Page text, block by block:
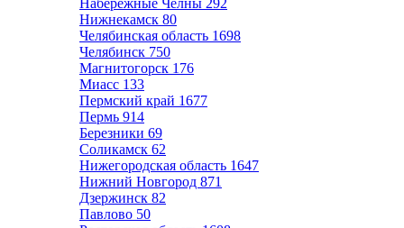
Набережные Челны 292
Нижнекамск 80
Челябинская область 1698
Челябинск 750
Магнитогорск 176
Миасс 133
Пермский край 1677
Пермь 914
Березники 69
Соликамск 62
Нижегородская область 1647
Нижний Новгород 871
Дзержинск 82
Павлово 50